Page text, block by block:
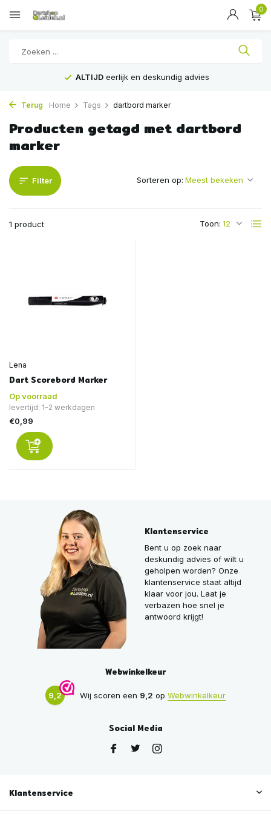
0
ALTIJD eerlijk en deskundig advies
Terug Home Tags dartbord marker
Producten getagd met dartbord
marker
Filter
1 product Toon:
Sorteren op:
Lena
Dart Scorebord Marker
Op voorraad
levertijd: 1-2 werkdagen
€0,99
Klantenservice
Bent u op zoek naar
deskundig advies of wilt u
geholpen worden? Onze
klantenservice staat altijd
klaar voor jou. Laat je
verbazen hoe snel je
antwoord krijgt!
Webwinkelkeur
9,2 Wij scoren een 9,2 op Webwinkelkeur
Social Media
Klantenservice